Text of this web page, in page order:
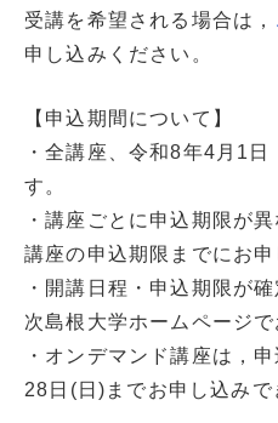
受講を希望される場合は，
申し込みください。
【申込期間について】
・全講座、令和8年4月1
す。
・講座ごとに申込期限が
講座の申込期限までにお申
・開講日程・申込期限が
次島根大学ホームページで
・オンデマンド講座は，
28日(日)までお申し込みで